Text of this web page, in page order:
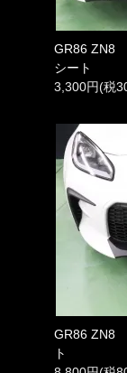
GR86 ZN8
シート
3,300円(税
GR86 ZN8
ト